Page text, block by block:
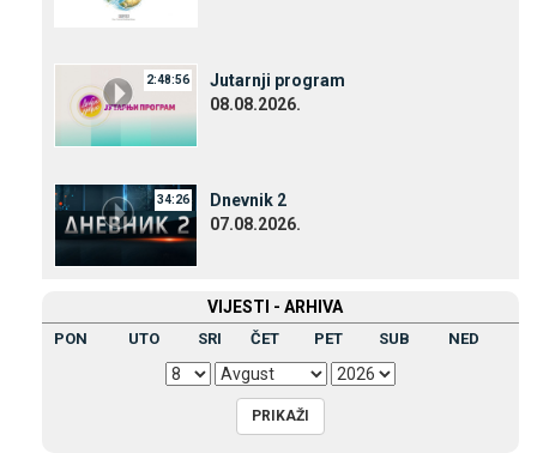
2:48:56
Јutarnji program
08.08.2026.
34:26
Dnevnik 2
07.08.2026.
VIЈESTI - ARHIVA
PON UTO SRI ČET PET SUB NED